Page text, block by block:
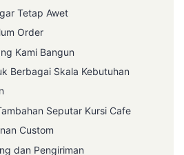
Tetap Awet
Order
Kami Bangun
Berbagai Skala Kebutuhan
Seputar Kursi Cafe
Custom
dan Pengiriman